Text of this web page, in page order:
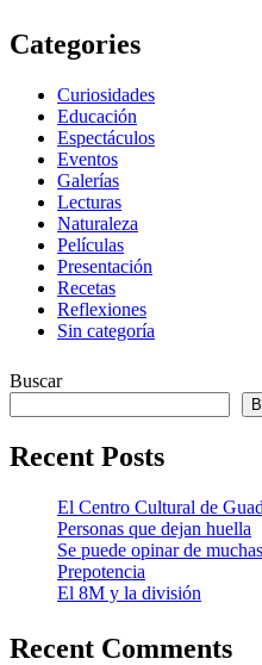
Categories
Curiosidades
Educación
Espectáculos
Eventos
Galerías
Lecturas
Naturaleza
Películas
Presentación
Recetas
Reflexiones
Sin categoría
Buscar
Recent Posts
El Centro Cultural de
Personas que dejan huella
Se puede opinar de
Prepotencia
El 8M y la división
Recent Comments